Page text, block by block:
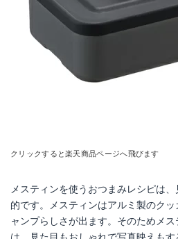
クリックすると楽天商品ページへ飛びます
メスティンを使うおつまみレシピは
的です。メスティンはアルミ製のク
ャンプらしさが出ます。そのためメ